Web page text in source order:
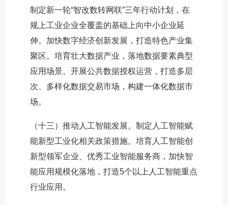
制定新一轮“智改数转网联”三年行动计划，在
规上工业企业全覆盖的基础上向中小企业延
伸。加快数字经济创新发展，打造特色产业集
聚区。培育壮大数据产业，落地数据要素典型
应用场景。开展公共数据授权运营，打造多层
次、多样化数据交易市场，构建一体化数据市
场。
（十三）推动人工智能发展。制定人工智能赋
能新型工业化相关政策措施。培育人工智能创
新型领军企业、优秀工业智能服务商，加快智
能应用规模化落地，打造5个以上人工智能重点
行业应用。